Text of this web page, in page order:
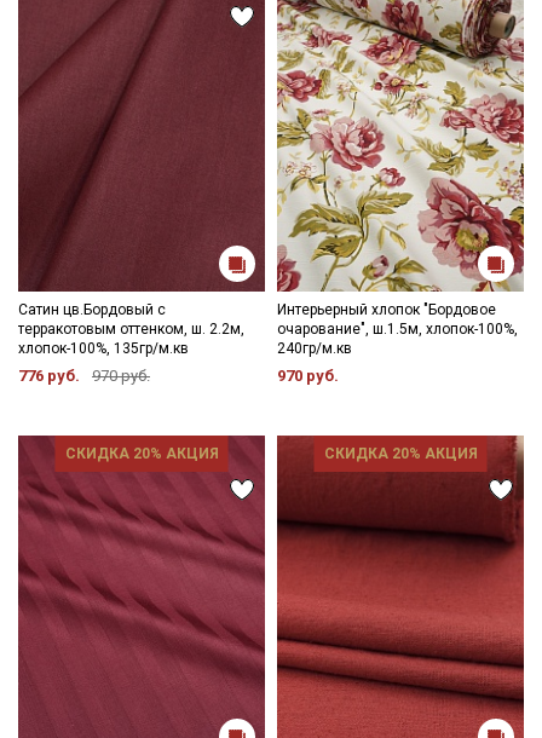
Сатин цв.Бордовый с
терракотовым оттенком, ш. 2.2м,
хлопок-100%, 135гр/м.кв
776 руб. 970 руб.
Интерьерный хлопок "Бордовое
очарование", ш.1.5м, хлопок-100%,
240гр/м.кв
970 руб.
СКИДКА 20% АКЦИЯ СКИДКА 20% АКЦИЯ